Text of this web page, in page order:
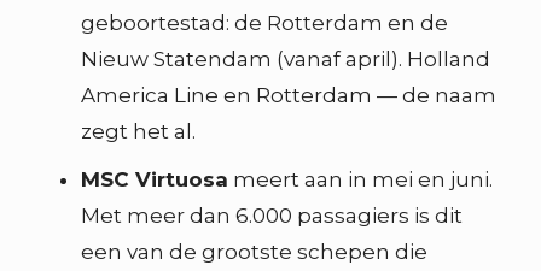
geboortestad: de Rotterdam en de
Nieuw Statendam (vanaf april). Holland
America Line en Rotterdam — de naam
zegt het al.
MSC Virtuosa meert aan in mei en juni.
Met meer dan 6.000 passagiers is dit
een van de grootste schepen die